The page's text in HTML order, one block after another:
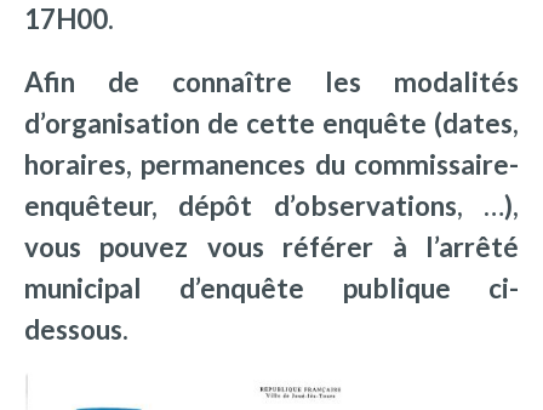
17H00.
Afin de connaître les modalités
d’organisation de cette enquête (dates,
horaires, permanences du commissaire-
enquêteur, dépôt d’observations, …),
vous pouvez vous référer à l’arrêté
municipal d’enquête publique ci-
dessous.